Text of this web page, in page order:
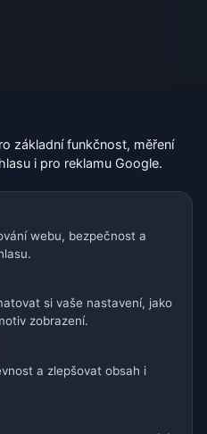
o počasí:
🇧🇬 Bulharsko
/ Švýcarsko
a Španělsko
z.s. | IČO: 21135550 |
základní funkčnost, měření
i pro reklamu Google.
webu, bezpečnost a
si vaše nastavení, jako
zobrazení.
a zlepšovat obsah i